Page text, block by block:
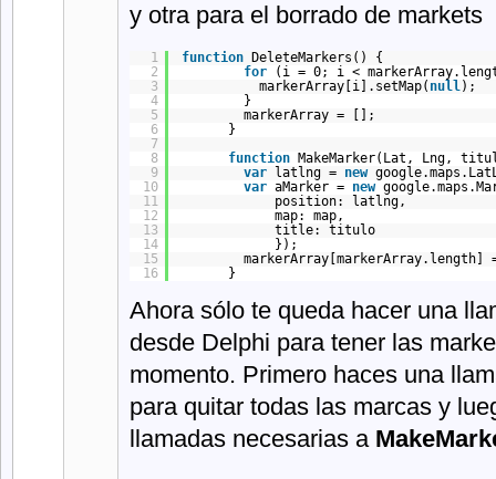
y otra para el borrado de markets
1
2
3
4
5
6
7
8
9
10
11
12
13
14
15
16
function
DeleteMarkers() {
for
(i = 0; i <
markerArray[i].setMap( null);
}
markerArray = [];
}
function MakeMarker(Lat, Lng,
var
latlng = new
var aMarker = new
position: latlng,
map: map,
title: titulo
});
markerArray[markerArray.length]
}
Ahora sólo te queda hacer una
desde Delphi para tener las
momento. Primero haces una
para quitar todas las marcas y
llamadas necesarias a